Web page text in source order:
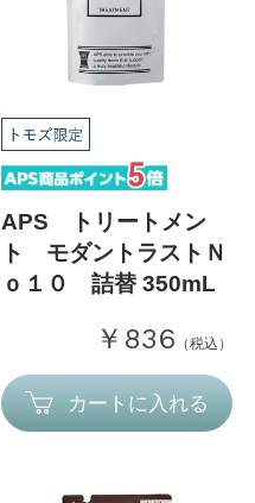
APS トリートメン
ト モダントラストＮ
ｏ１０ 詰替 350mL
￥836 （税込）
カートに入れる